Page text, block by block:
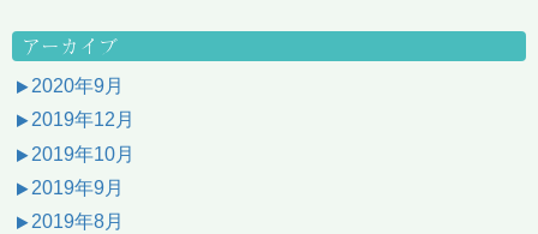
アーカイブ
2020年9月
2019年12月
2019年10月
2019年9月
2019年8月